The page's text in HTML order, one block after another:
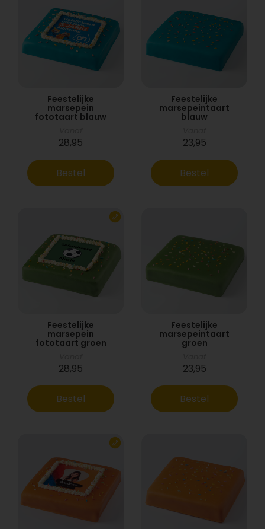
Feestelijke
marsepein
fototaart blauw
28,95
Bestel
Feestelijke
marsepeintaart
blauw
23,95
Bestel
Feestelijke
marsepein
fototaart groen
28,95
Bestel
Feestelijke
marsepeintaart
groen
23,95
Bestel